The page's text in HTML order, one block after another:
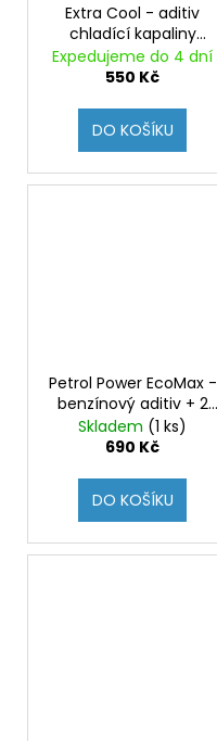
Extra Cool - aditiv
chladící kapaliny
snižující provozní
teplotu až o 15°C,
usazeninami
Expedujeme do 4 dní
550 Kč
DO KOŠÍKU
Petrol Power EcoMax -
benzínový aditiv + 2
oktany, čistí
vstřikovače a
snižuje kouřivost
Skladem (1 ks)
690 Kč
DO KOŠÍKU